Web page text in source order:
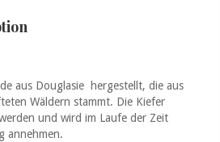
aus Douglasie
hergestellt, die aus
Wäldern stammt. Die Kiefer
und wird im Laufe der Zeit
annehmen.